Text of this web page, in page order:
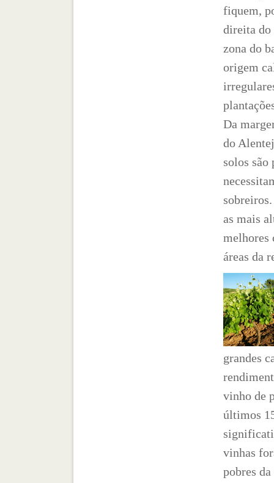
fiquem,
direita do
zona do
origem
Da
do
solos são
as mais
melhores
áreas da
grandes
vinho de
últimos
vinhas
pobres